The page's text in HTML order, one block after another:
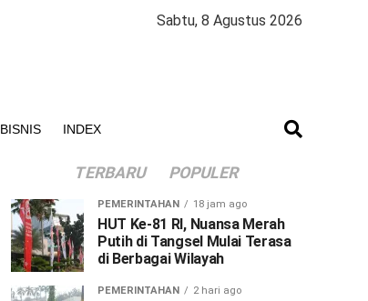
Sabtu, 8 Agustus 2026
BISNIS INDEX
TERBARU POPULER
PEMERINTAHAN 18 jam ago
HUT Ke-81 RI, Nuansa Merah
Putih di Tangsel Mulai Terasa
di Berbagai Wilayah
PEMERINTAHAN 2 hari ago